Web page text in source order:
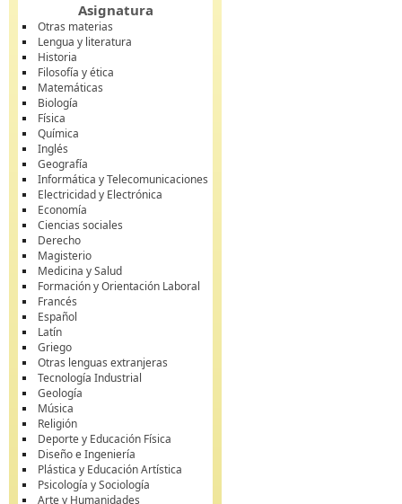
Asignatura
Otras materias
Lengua y literatura
Historia
Filosofía y ética
Matemáticas
Biología
Física
Química
Inglés
Geografía
Informática y Telecomunicaciones
Electricidad y Electrónica
Economía
Ciencias sociales
Derecho
Magisterio
Medicina y Salud
Formación y Orientación Laboral
Francés
Español
Latín
Griego
Otras lenguas extranjeras
Tecnología Industrial
Geología
Música
Religión
Deporte y Educación Física
Diseño e Ingeniería
Plástica y Educación Artística
Psicología y Sociología
Arte y Humanidades